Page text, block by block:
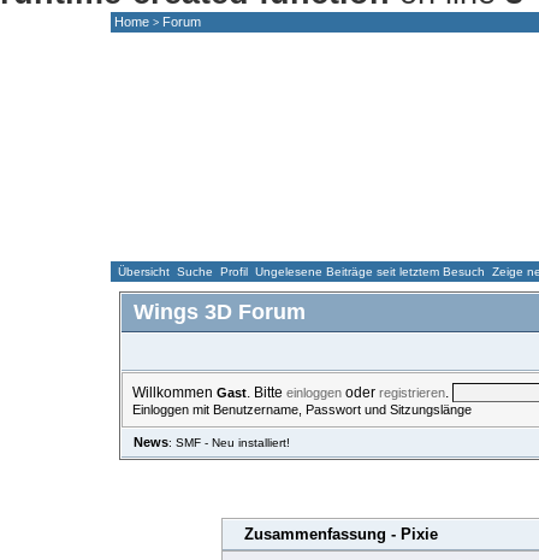
Home> Forum
Übersicht Suche Profil Ungelesene Beiträge seit letztem Besuch Zeige
Wings 3D Forum
Willkommen Gast. Bitte einloggenoder registrieren.
Einloggen mit Benutzername, Passwort und Sitzungslänge
News: SMF - Neu installiert!
Zusammenfassung - Pixie